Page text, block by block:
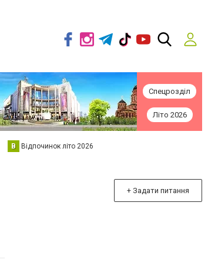
Спецрозділ
Літо 2026
В Відпочинок літо 2026
+ Задати питання